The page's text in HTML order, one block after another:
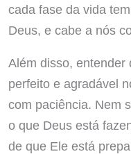
cada fase da vida
Deus, e cabe a nós
Além disso, entender
perfeito e agradável
com paciência. Nem
o que Deus está
de que Ele está